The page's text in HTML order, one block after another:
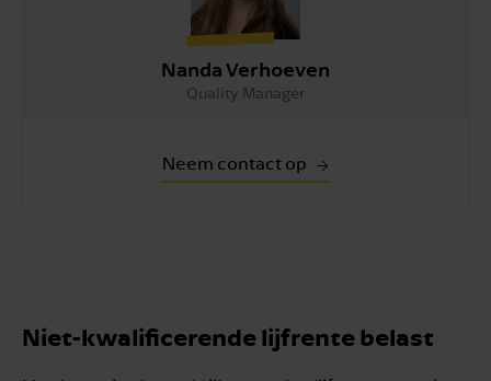
Nanda Verhoeven
Quality Manager
Neem contact op
Niet-kwalificerende lijfrente belast